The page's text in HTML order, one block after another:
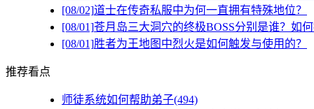
[08/02]道士在传奇私服中为何一直拥有特殊地位？
[08/01]苍月岛三大洞穴的终极BOSS分别是谁？如何
[08/01]胜者为王地图中烈火是如何触发与使用的？
推荐看点
师徒系统如何帮助弟子(494)